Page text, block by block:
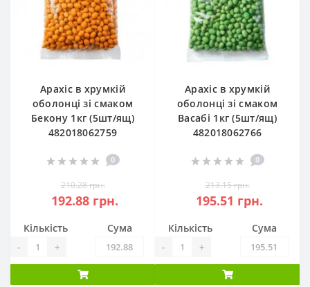
Арахіс в хрумкій
оболонці зі смаком
Бекону 1кг (5шт/ящ)
482018062759
0
210.28 грн.
192.88 грн.
Кількість
- +
Сума
Арахіс в хрумкій
оболонці зі смаком
Васабі 1кг (5шт/ящ)
482018062766
0
213.15 грн.
195.51 грн.
Кількість
- +
Сума